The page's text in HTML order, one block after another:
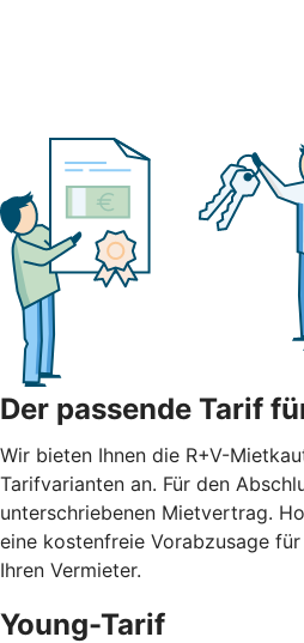
Der passende Tarif
Wir bieten Ihnen die R+V-
Tarifvarianten an. Für den
unterschriebenen Mietvertrag.
eine kostenfreie Vorabzusage
Ihren Vermieter.
Young-Tarif